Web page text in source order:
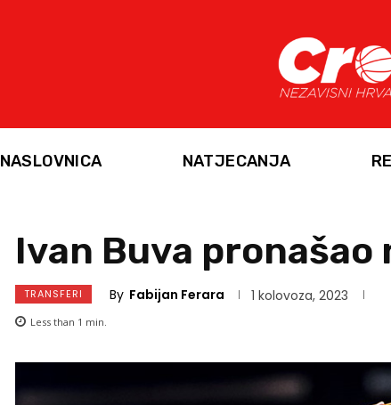
NASLOVNICA NATJECANJA
Ivan Buva pronašao
TRANSFERI By Fabijan Ferara 1 kolovoza, 2023
Less than 1 min.